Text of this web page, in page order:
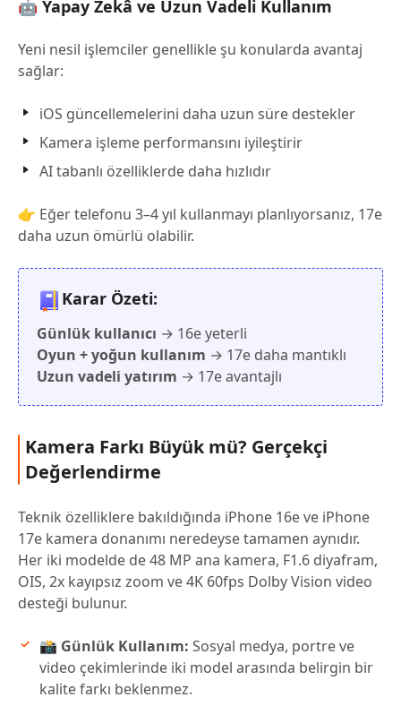
🤖 Yapay Zekâ ve Uzun Vadeli Kullanım
Yeni nesil işlemciler genellikle şu konularda avantaj
sağlar:
iOS güncellemelerini daha uzun süre destekler
Kamera işleme performansını iyileştirir
AI tabanlı özelliklerde daha hızlıdır
👉 Eğer telefonu 3–4 yıl kullanmayı planlıyorsanız, 17e
daha uzun ömürlü olabilir.
Karar Özeti:
Günlük kullanıcı → 16e yeterli
Oyun + yoğun kullanım → 17e daha mantıklı
Uzun vadeli yatırım → 17e avantajlı
Kamera Farkı Büyük mü? Gerçekçi
Değerlendirme
Teknik özelliklere bakıldığında iPhone 16e ve iPhone
17e kamera donanımı neredeyse tamamen aynıdır.
Her iki modelde de 48 MP ana kamera, F1.6 diyafram,
OIS, 2x kayıpsız zoom ve 4K 60fps Dolby Vision video
desteği bulunur.
📸 Günlük Kullanım: Sosyal medya, portre ve
video çekimlerinde iki model arasında belirgin bir
kalite farkı beklenmez.